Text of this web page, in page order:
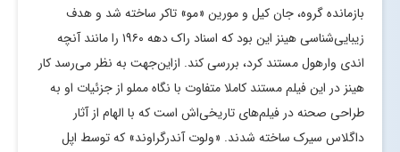
بازمانده گروه، جان کیل و مورین «مو» تاکر ساخته شد و هدف
زیبایی‌شناسی هینز این بود که اسناد راک دهه ۱۹۶۰ را مانند آنچه
اندی وارهول مستند کرد، بررسی کند. ازاین‌جهت به نظر می‌رسد کار
هینز در این فیلم مستند کاملا متفاوت با نگاه مملو از جزئیات او به
طراحی صحنه در فیلم‌های تاریخی‌اش است که با الهام‌ از آثار
داگلاس سیرک ساخته شدند. «ولوت آندرگراوند» که توسط اپل